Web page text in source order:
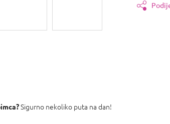
Sigurno nekoliko puta na dan!